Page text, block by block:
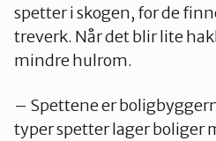
spetter i skogen, for de
treverk. Når det blir lite
mindre hulrom.
– Spettene er
typer spetter lager boliger